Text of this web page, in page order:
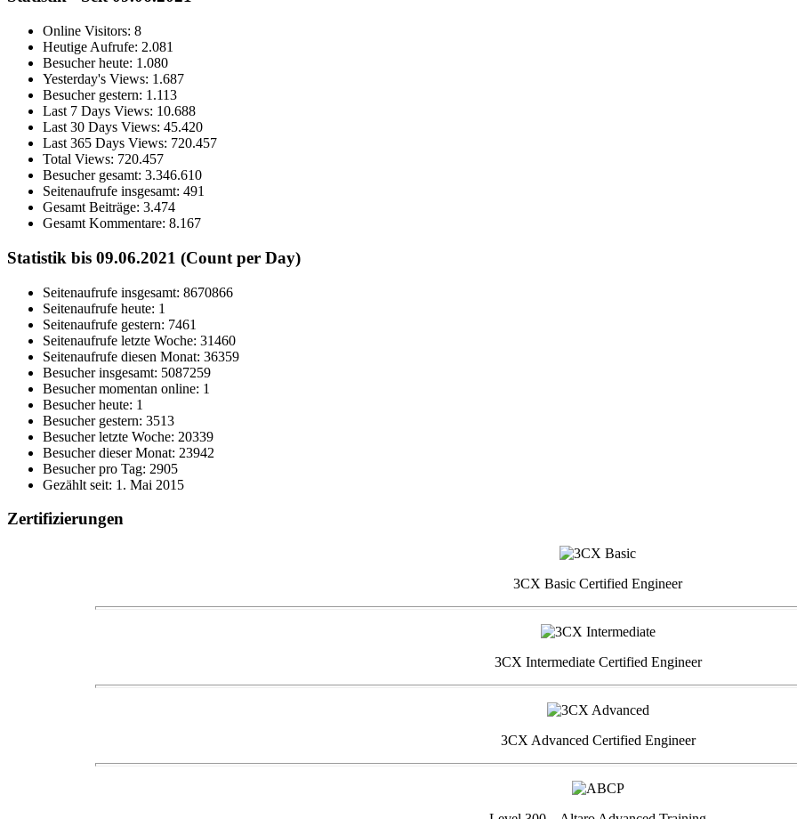
Online Visitors: 8
Heutige Aufrufe: 2.081
Besucher heute: 1.080
Yesterday's Views: 1.687
Besucher gestern: 1.113
Last 7 Days Views: 10.688
Last 30 Days Views: 45.420
Last 365 Days Views: 720.457
Total Views: 720.457
Besucher gesamt: 3.346.610
Seitenaufrufe insgesamt: 491
Gesamt Beiträge: 3.474
Gesamt Kommentare: 8.167
Statistik bis 09.06.2021 (Count per Day)
Seitenaufrufe insgesamt: 8670866
Seitenaufrufe heute: 1
Seitenaufrufe gestern: 7461
Seitenaufrufe letzte Woche: 31460
Seitenaufrufe diesen Monat: 36359
Besucher insgesamt: 5087259
Besucher momentan online: 1
Besucher heute: 1
Besucher gestern: 3513
Besucher letzte Woche: 20339
Besucher dieser Monat: 23942
Besucher pro Tag: 2905
Gezählt seit: 1. Mai 2015
Zertifizierungen
3CX Basic Certified Engineer
3CX Intermediate Certified Engineer
3CX Advanced Certified Engineer